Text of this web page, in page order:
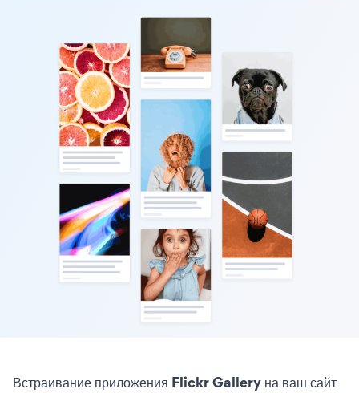
Встраивание приложения Flickr Gallery на ваш сайт